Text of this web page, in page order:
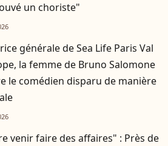
un choriste"
générale de Sea Life Paris Val
la femme de Bruno Salomone
le comédien disparu de manière
venir faire des affaires" : Près de